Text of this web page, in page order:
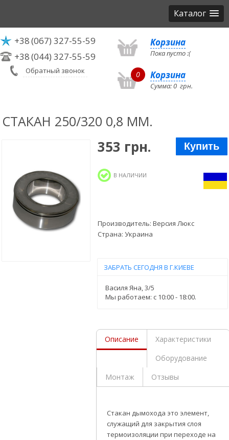
Каталог
+38(067) 327-55-59
+38(044) 327-55-59
Обратный звонок
Корзина
Пока пусто :(
0 Корзина
Сумма:0 грн.
СТАКАН 250/320 0,8 ММ.
353 грн. Купить
В НАЛИЧИИ
Производитель: Версия Люкс
Страна: Украина
ЗАБРАТЬ СЕГОДНЯ В Г.КИЕВЕ
Василя Яна, 3/5
Мы работаем: c 10:00 - 18:00.
Описание
Характеристики
Оборудование
Монтаж
Отзывы
Стакан дымохода это элемент,
служащий для закрытия слоя
термоизоляции при переходе на